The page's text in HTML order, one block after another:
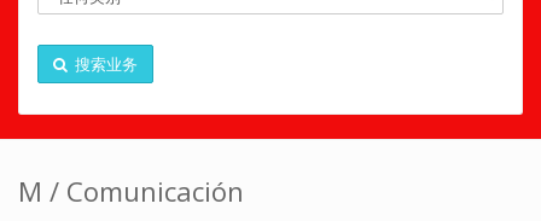
搜索业务
M / Comunicación